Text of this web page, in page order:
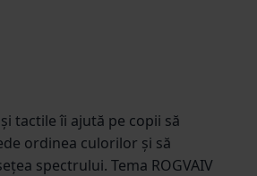
tactile îi ajută pe copii să
ordinea culorilor și să
spectrului. Tema ROGVAIV